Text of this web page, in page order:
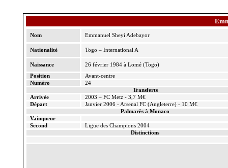
Nom Emmanuel Sheyi Adebayor
Nationalité Togo – International A
Naissance
26 février 1984 à Lomé (Togo)
Position
Avant-centre
Numéro
24
Transferts
Arrivée
2003 – FC Metz - 3,7 M€
Départ
Janvier 2006 - Arsenal FC (Angleterre) - 10 M€
Palmarès à Monaco
Vainqueur
Second
Ligue des Champions 2004
Distinctions